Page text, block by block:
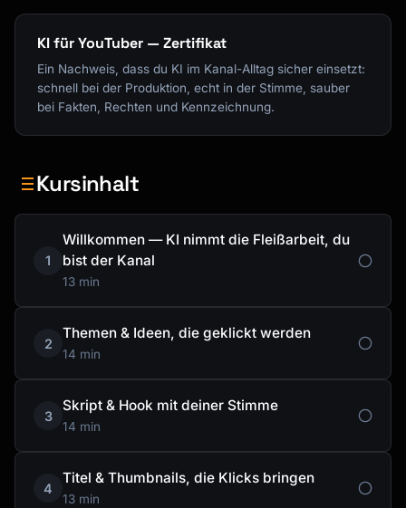
KI für YouTuber — Zertifikat
Ein Nachweis, dass du KI im Kanal-Alltag sicher einsetzt:
schnell bei der Produktion, echt in der Stimme, sauber
bei Fakten, Rechten und Kennzeichnung.
Kursinhalt
1
Willkommen — KI nimmt die Fleißarbeit, du
bist der Kanal
13 min
2
Themen & Ideen, die geklickt werden
14 min
3
Skript & Hook mit deiner Stimme
14 min
4
Titel & Thumbnails, die Klicks bringen
13 min